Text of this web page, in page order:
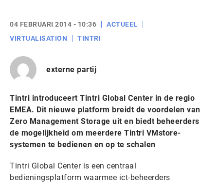
04 FEBRUARI 2014 - 10:36
ACTUEEL
VIRTUALISATION
TINTRI
externe partij
Tintri introduceert Tintri Global Center in de regio
EMEA. Dit nieuwe platform breidt de voordelen van
Zero Management Storage uit en biedt beheerders
de mogelijkheid om meerdere Tintri VMstore-
systemen te bedienen en op te schalen
Tintri Global Center is een centraal
bedieningsplatform waarmee ict-beheerders